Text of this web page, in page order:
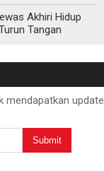
Akhiri Hidup
Tangan
mendapatkan update